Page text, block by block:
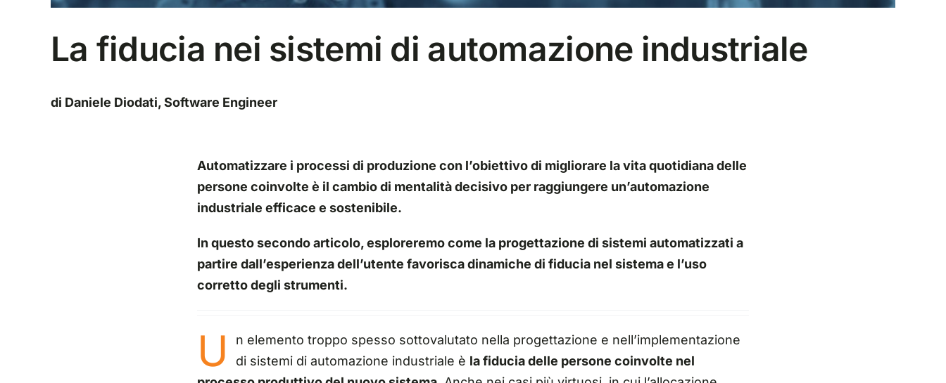
La fiducia nei sistemi di automazione industriale
di Daniele Diodati, Software Engineer
Automatizzare i processi di produzione con l’obiettivo di migliorare la vita quotidiana delle
persone coinvolte è il cambio di mentalità decisivo per raggiungere un’automazione
industriale efficace e sostenibile.
In questo secondo articolo, esploreremo come la progettazione di sistemi automatizzati a
partire dall’esperienza dell’utente favorisca dinamiche di fiducia nel sistemae l’uso
corretto degli strumenti.
U
n elemento troppo spesso sottovalutato nella progettazione e nell’implementazione
di sistemi di automazione industriale è la fiducia delle persone coinvolte nel